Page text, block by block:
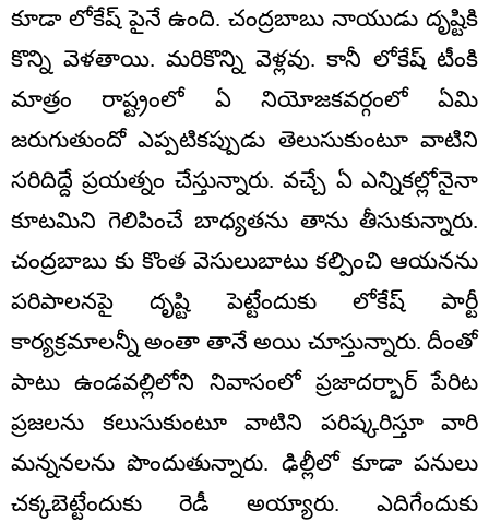
కూడా లోకేష్ పైనే ఉంది. చంద్రబాబు నాయుడు దృష్టికి
కొన్ని వెళతాయి. మరికొన్ని వెళ్లవు. కానీ లోకేష్ టీంకి
మాత్రం రాష్ట్రంలో ఏ నియోజకవర్గంలో ఏమి
జరుగుతుందో ఎప్పటికప్పుడు తెలుసుకుంటూ వాటిని
సరిదిద్దే ప్రయత్నం చేస్తున్నారు. వచ్చే ఏ ఎన్నికల్లోనైనా
కూటమిని గెలిపించే బాధ్యతను తాను తీసుకున్నారు.
చంద్రబాబు కు కొంత వెసులుబాటు కల్పించి ఆయనను
పరిపాలనపై దృష్టి పెట్టేందుకు లోకేష్ పార్టీ
కార్యక్రమాలన్నీ అంతా తానే అయి చూస్తున్నారు. దీంతో
పాటు ఉండవల్లిలోని నివాసంలో ప్రజాదర్బార్ పేరిట
ప్రజలను కలుసుకుంటూ వాటిని పరిష్కరిస్తూ వారి
మన్ననలను పొందుతున్నారు. ఢిల్లీలో కూడా పనులు
చక్కబెట్టేందుకు రెడీ అయ్యారు. ఎదిగేందుకు